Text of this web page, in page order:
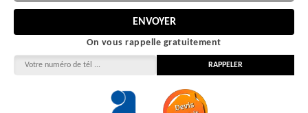
On vous rappelle gratuitement